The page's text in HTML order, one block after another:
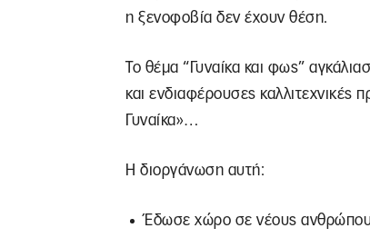
η ξενοφοβία δεν έχουν θέση.
Το θέμα “Γυναίκα και φως”
και ενδιαφέρουσες καλλιτεχνικές
Γυναίκα»…
Η διοργάνωση αυτή:
Έδωσε χώρο σε νέους